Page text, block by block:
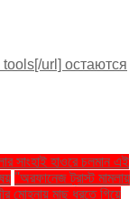
url] остаются
সাংহাই হাওরে চলমান এই
''অরফানেজ ট্রাস্ট মামলায়
মোহনায় মাছ ধরতে গিয়ে